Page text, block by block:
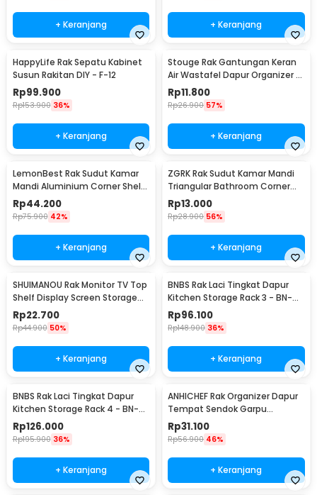
+ Keranjang + Keranjang
HappyLife Rak Sepatu Kabinet
Susun Rakitan DIY - F-12
Rp99.900
Rp153.900 36%
+ Keranjang
Stouge Rak Gantungan Keran
Air Wastafel Dapur Organizer -
PXM19
Rp11.800
Rp26.900 57%
+ Keranjang
LemonBest Rak Sudut Kamar
Mandi Aluminium Corner Shelf
Rack 2 Layers - G48
Rp44.200
Rp75.900 42%
+ Keranjang
ZGRK Rak Sudut Kamar Mandi
Triangular Bathroom Corner
Shelf Plastik - ST145
Rp13.000
Rp28.900 56%
+ Keranjang
SHUIMANOU Rak Monitor TV Top
Shelf Display Screen Storage
Desk Riser - G255
Rp22.700
Rp44.900 50%
+ Keranjang
BNBS Rak Laci Tingkat Dapur
Kitchen Storage Rack 3 - BN-
2713 / BN-2714
Rp96.100
Rp148.900 36%
+ Keranjang
BNBS Rak Laci Tingkat Dapur
Kitchen Storage Rack 4 - BN-
2713 / BN-2714
Rp126.000
Rp195.900 36%
+ Keranjang
ANHICHEF Rak Organizer Dapur
Tempat Sendok Garpu
Tableware Storage Box - PP23
Rp31.100
Rp56.900 46%
+ Keranjang